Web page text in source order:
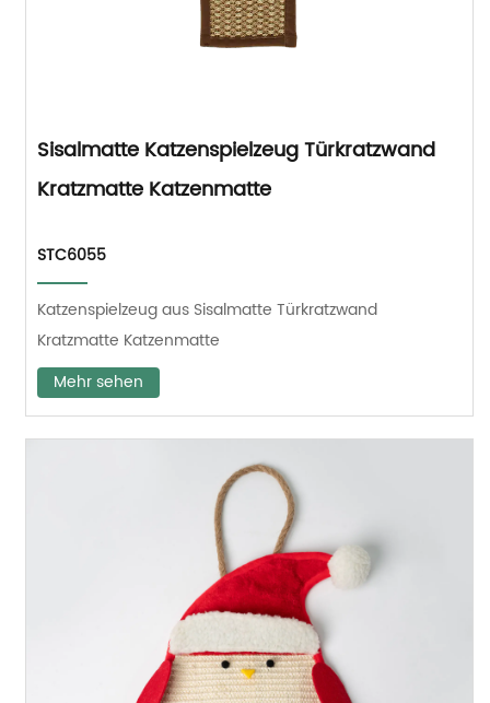
Sisalmatte Katzenspielzeug Türkratzwand
Kratzmatte Katzenmatte
STC6055
Katzenspielzeug aus Sisalmatte Türkratzwand
Kratzmatte Katzenmatte
Mehr sehen